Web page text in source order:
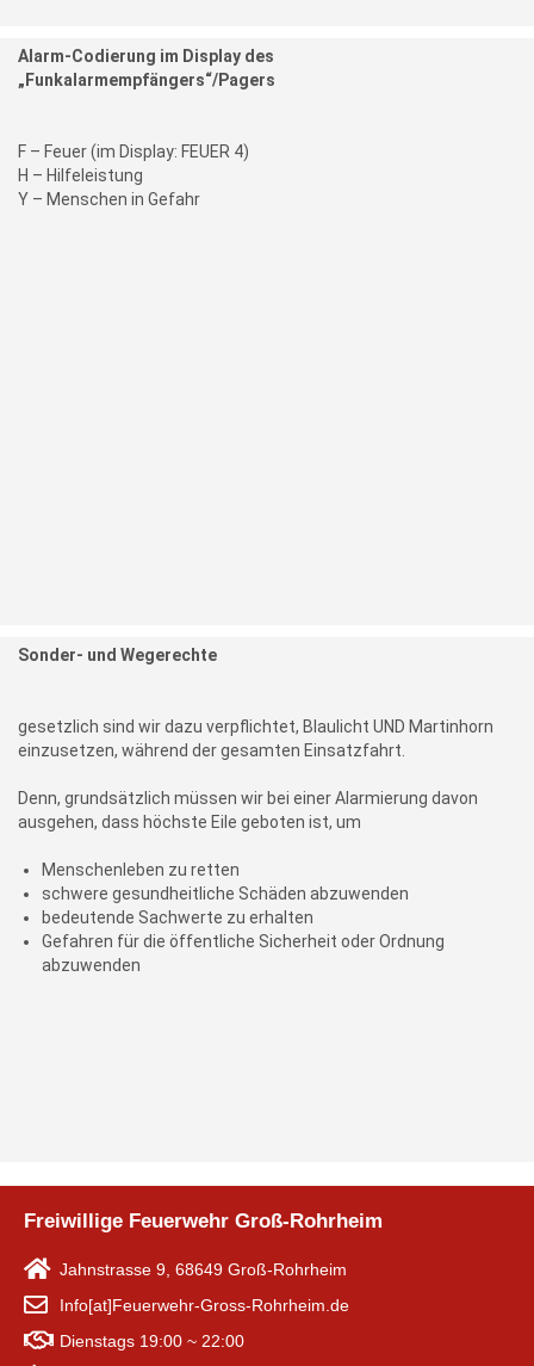
Alarm-Codierung im Display des
„Funkalarmempfängers“/Pagers
F – Feuer (im Display: FEUER 4)
H – Hilfeleistung
Y – Menschen in Gefahr
Sonder- und Wegerechte
gesetzlich sind wir dazu verpflichtet, Blaulicht UND Martinhorn
einzusetzen, während der gesamten Einsatzfahrt.
Denn, grundsätzlich müssen wir bei einer Alarmierung davon
ausgehen, dass höchste Eile geboten ist, um
Menschenleben zu retten
schwere gesundheitliche Schäden abzuwenden
bedeutende Sachwerte zu erhalten
Gefahren für die öffentliche Sicherheit oder Ordnung
abzuwenden
Freiwillige Feuerwehr Groß-Rohrheim
Jahnstrasse 9, 68649 Groß-Rohrheim
Info[at]Feuerwehr-Gross-Rohrheim.de
Dienstags 19:00 ~ 22:00